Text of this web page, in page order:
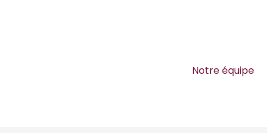
Notre équipe